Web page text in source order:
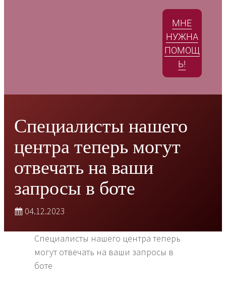
МНЕ
НУЖНА
ПОМОЩ
Ь!
Специалисты нашего
центра теперь могут
отвечать на ваши
запросы в боте
04.12.2023
Специалисты нашего центра теперь
могут отвечать на ваши запросы в
боте